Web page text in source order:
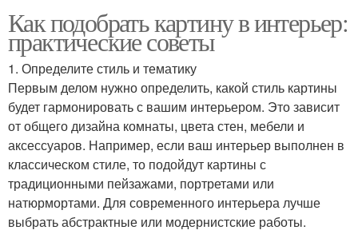
Как подобрать картину в интерьер:
практические советы
1. Определите стиль и тематику
Первым делом нужно определить, какой стиль картины
будет гармонировать с вашим интерьером. Это зависит
от общего дизайна комнаты, цвета стен, мебели и
аксессуаров. Например, если ваш интерьер выполнен в
классическом стиле, то подойдут картины с
традиционными пейзажами, портретами или
натюрмортами. Для современного интерьера лучше
выбрать абстрактные или модернистские работы.